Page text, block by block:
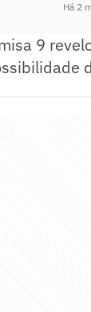
Há 2
9